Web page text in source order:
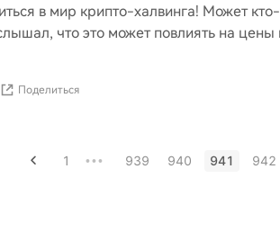
в мир крипто-халвинга! Может кто-
что это может повлиять на
Поделиться
1 ••• 939 940 941 942